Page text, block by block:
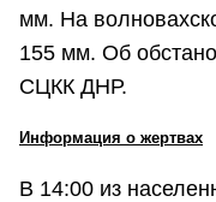
мм. На
155 мм. Об
СЦКК ДНР.
Информация о жертвах
В 14:00 из